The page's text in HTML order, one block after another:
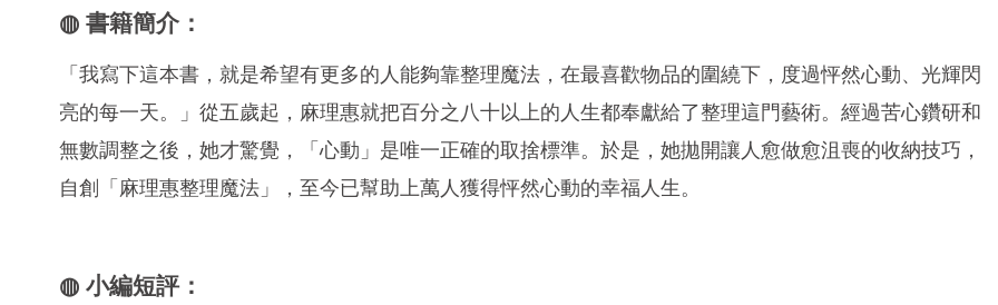
◍ 書籍簡介：
「我寫下這本書，就是希望有更多的人能夠靠整理魔法，在最喜歡物品的圍繞下，度過怦然心動、光輝閃
亮的每一天。」從五歲起，麻理惠就把百分之八十以上的人生都奉獻給了整理這門藝術。經過苦心鑽研和
無數調整之後，她才驚覺，「心動」是唯一正確的取捨標準。於是，她拋開讓人愈做愈沮喪的收納技巧，
自創「麻理惠整理魔法」，至今已幫助上萬人獲得怦然心動的幸福人生。
◍ 小編短評：